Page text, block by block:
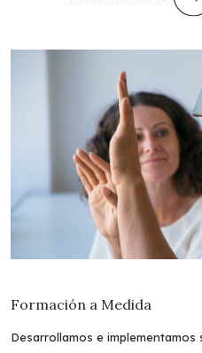
Formación a Medida
Desarrollamos e